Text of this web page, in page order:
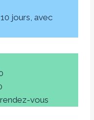
jours, avec
vous